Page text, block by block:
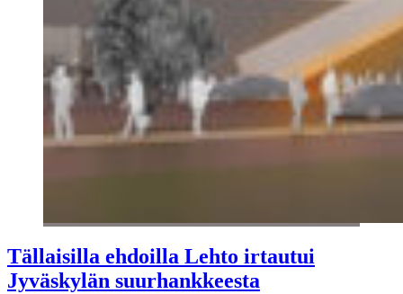
Tällaisilla ehdoilla Lehto irtautui
Jyväskylän suurhankkeesta